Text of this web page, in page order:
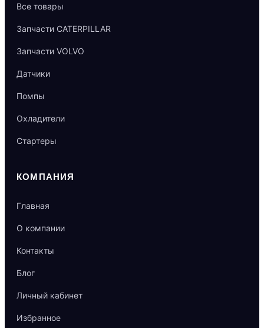
Все товары
Запчасти CATERPILLAR
Запчасти VOLVO
Датчики
Помпы
Охладители
Стартеры
КОМПАНИЯ
Главная
О компании
Контакты
Блог
Личный кабинет
Избранное